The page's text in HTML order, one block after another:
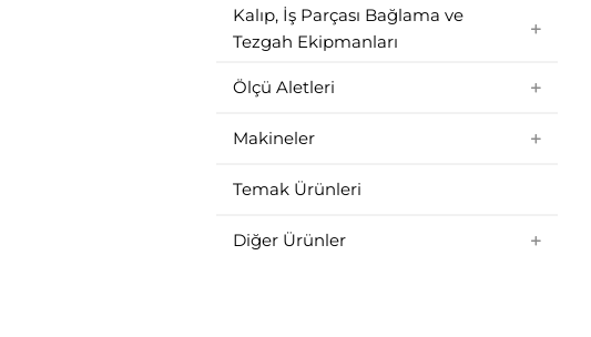
Kalıp, İş Parçası Bağlama ve
Tezgah Ekipmanları
Ölçü Aletleri
Makineler
Temak Ürünleri
Diğer Ürünler